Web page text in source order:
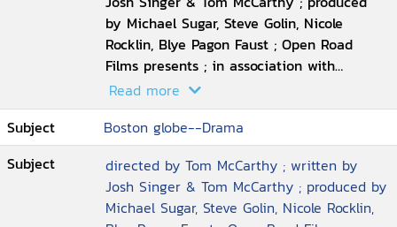
เยาวชน เพศที่สาม ปัญหาครอบครัว ความ
เลื่อมใสศรัทธาของคนในสังคม ฯลฯ เรียกได้ว่า
เนื้อหาครบเครื่องครอบคลุมปัญหาที่ฝังรากลึกใน
สังคมเป็นเวลายาวนาน ถึงแม้หนังจะดูเต็มไปด้วย
ประเด็นหนัก ๆ มากมาย แต่ในขณะที่ดูจะไม่รู้สึก
เครียด หรือเบื่อเลยสักนิด ตรงกันข้าม เรารู้สึกว่า
เวลามันผ่านไปไวมาก ดูสนุก เข้มข้นครบรส ชวน
ติดตาม มีมุกตลกสอดแทรกเนียนๆ ตลอด ที่
สำคัญดูไม่ยากเลย รับประกันว่านี่เป็นหนังสำหรับ
คนทุกคน ทุกวัย ทุกศาสนา และทุกทุกสังคม!
by Michael Sugar, Steve Golin, Nicole
Rocklin, Blye Pagon Faust ; Open Road
Films presents ; in association with
Participant Media and First Look Media ;
an Anonymous Content production ; a
Rocklin
Read more
Subject
Boston globe--Drama
Subject
directed by Tom McCarthy ; written by
Josh Singer & Tom McCarthy ; produced by
Michael Sugar, Steve Golin, Nicole Rocklin,